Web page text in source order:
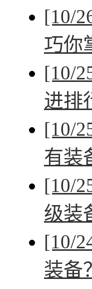
[10/
巧你
[10/
进排
[10/
有装
[10/
级装
[10/
装备